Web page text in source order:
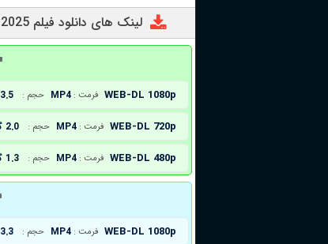
لینک های دانلود فیلم Kuberaa 2025
WEB-DL 1080p فرمت : MP4 حجم : 3.5 گیگابایت
WEB-DL 720p فرمت : MP4 حجم : 2.0 گیگابایت
WEB-DL 480p فرمت : MP4 حجم : 1.3 گیگابایت
WEB-DL 1080p فرمت : MP4 حجم : 3.3 گیگابایت